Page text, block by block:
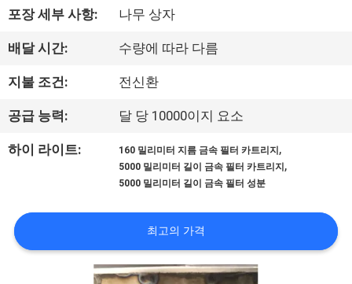
시
회
우
하
포장 세부 사항: 나무 상자
배달 시간: 수량에 따라 다름
지불 조건: 전신환
공급 능력: 달 당 10000이지 요소
하이 라이트: 160 밀리미터 지름 금속 필터 카트리지 ,
5000 밀리미터 길이 금속 필터 카트리지 ,
5000 밀리미터 길이 금속 필터 성분
최고의 가격